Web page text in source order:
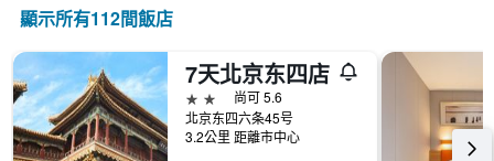
圖
表
具
有
1
條
Y
顯示所有112間飯店
7天北京东四店
2星級
尚可 5.6
北京东四六条45号
3.2公里 距離市中心